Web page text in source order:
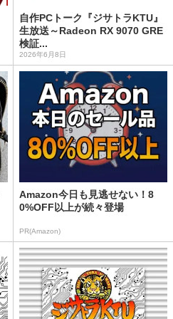
自作PCトーク『ジサトラKTU』
生放送～Radeon RX 9070 GRE
検証...
2026年6月8日
Amazon今日も見逃せない！8
0%OFF以上が続々登場
PR(Amazon)